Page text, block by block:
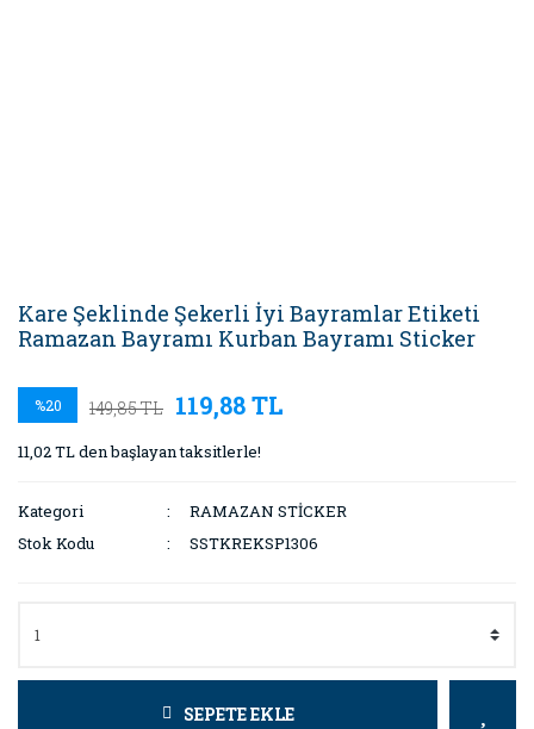
Kare Şeklinde Şekerli İyi Bayramlar Etiketi
Ramazan Bayramı Kurban Bayramı Sticker
%20 149,85 TL 119,88 TL
11,02 TL den başlayan taksitlerle!
Kategori
RAMAZAN STİCKER
Stok Kodu
SSTKREKSP1306
SEPETE EKLE